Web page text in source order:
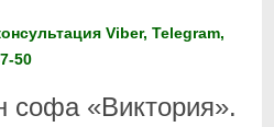
Viber, Telegram,
50
софа «Виктория».